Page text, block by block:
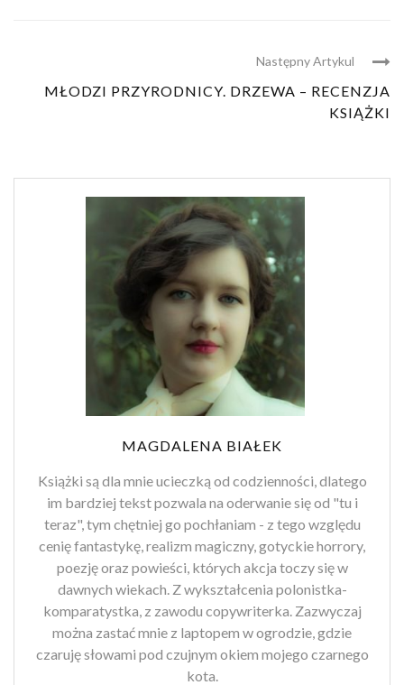
Następny Artykul
MŁODZI PRZYRODNICY. DRZEWA – RECENZJA
KSIĄŻKI
MAGDALENA BIAŁEK
Książki są dla mnie ucieczką od codzienności, dlatego
im bardziej tekst pozwala na oderwanie się od "tu i
teraz", tym chętniej go pochłaniam - z tego względu
cenię fantastykę, realizm magiczny, gotyckie horrory,
poezję oraz powieści, których akcja toczy się w
dawnych wiekach. Z wykształcenia polonistka-
komparatystka, z zawodu copywriterka. Zazwyczaj
można zastać mnie z laptopem w ogrodzie, gdzie
czaruję słowami pod czujnym okiem mojego czarnego
kota.